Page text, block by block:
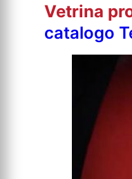
Vetrina
catalogo